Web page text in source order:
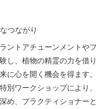
つながり
ントアチューンメントやフ
し、植物の精霊の力を借り
に心を開く機会を得ます。
別ワークショップにより、
め、プラクティショナーと